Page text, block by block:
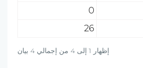
0
26
إظهار 1 إلى 4 من إجمالي 4 بيان